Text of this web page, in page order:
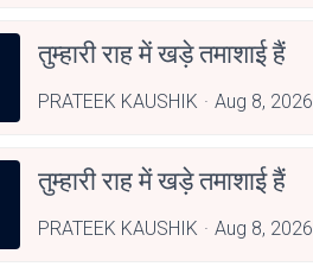
तुम्हारी राह में खड़े तमाशाई हैं
PRATEEK KAUSHIK Aug 8, 2026
तुम्हारी राह में खड़े तमाशाई हैं
PRATEEK KAUSHIK Aug 8, 2026